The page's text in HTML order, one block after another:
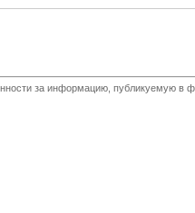
за информацию, публикуемую